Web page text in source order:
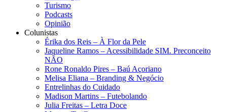
Turismo
Podcasts
Opinião
Colunistas
Érika dos Reis​ – À Flor da Pele
Jaqueline Ramos – Acessibilidade SIM. Preconceito
NÃO
Rone Ronaldo Pires – Baú Açoriano
Melisa Eliana – Branding & Negócio
Entrelinhas do Cuidado
Madison Martins – Futebolando
Julia Freitas​ – Letra Doce